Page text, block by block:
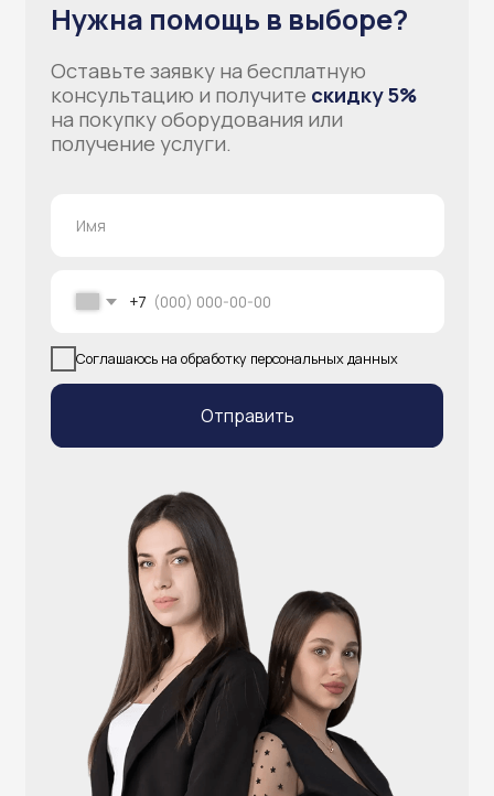
+7 (924) 004-32-01
info@atlantisgr.ooo
Видеонаблюдение
Каталог